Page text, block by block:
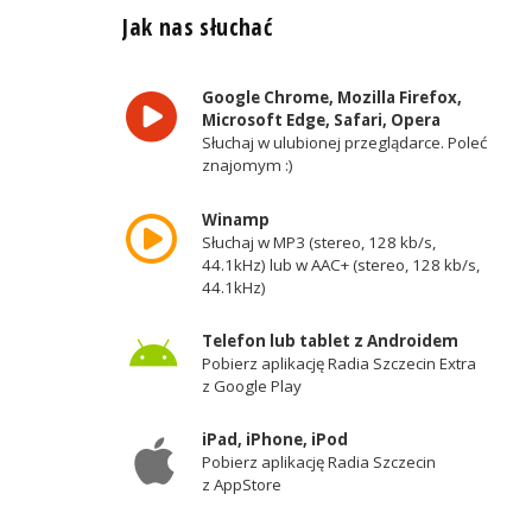
Jak nas słuchać
Google Chrome, Mozilla Firefox,
Microsoft Edge, Safari, Opera
Słuchaj w ulubionej przeglądarce. Poleć
znajomym :)
Winamp
Słuchaj w MP3 (stereo, 128 kb/s,
44.1kHz) lub w AAC+ (stereo, 128 kb/s,
44.1kHz)
Telefon lub tablet z Androidem
Pobierz aplikację Radia Szczecin Extra
z Google Play
iPad, iPhone, iPod
Pobierz aplikację Radia Szczecin
z AppStore